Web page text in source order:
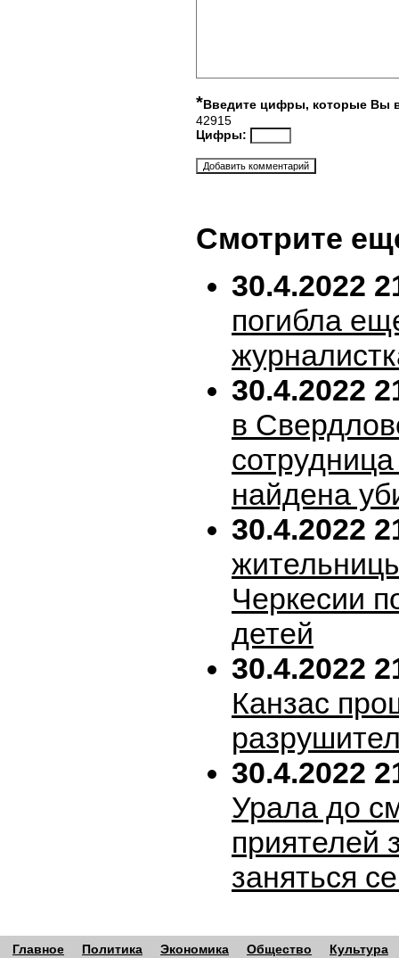
*Введите цифры, которые Вы
42915
Цифры:
Смотрите
30.4.2022
погибла
30.4.2022
в
найдена
30.4.2022
Черкесии
детей
30.4.2022
Канзас
30.4.2022
Урала до
приятелей
заняться
Главное Политика Экономика Общество Культура